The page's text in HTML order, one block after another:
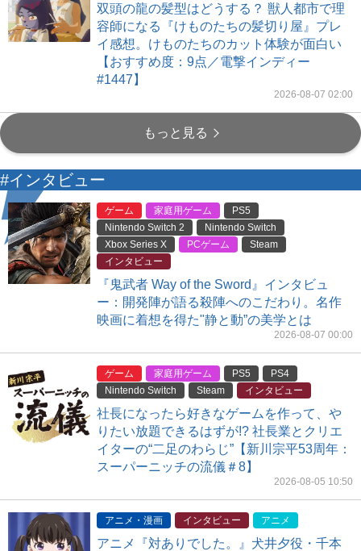
双頭の龍の髪型はどうする？ 獣人都市で理
容師になる『けものたちの髪切り屋』プレ
イ感想。けものたちのカット体験が面白い
【おすすめ度：9点／電撃インディー
#1447】
2026-08-07 02:00
もっと見る
#インタビュー
ゲーム 家庭用ゲーム
PS5
Nintendo Switch 2
Nintendo Switch
Xbox Series X
PCゲーム
Steam
インタビュー
『鬼武者 Way of the Sword』インタビュ
ー：開発陣が語る殺陣へのこだわり。名作
映画に着想を得た"静と動”の美学とは
2026-08-07 00:00
ゲーム 家庭用ゲーム PS5
PS4
Nintendo Switch
Steam インタビュー
社長になったら好きなゲームを作って、や
りたい放題できるはずが!? 社長業とクリエ
イターの“二足のわらじ”【新川宗平53周年：
スーパーニッチの流儀＃8】
2026-08-05 10:50
アニメ・漫画 インタビュー アニメ
アニメ『対ありでした。』犬井夕役・千本